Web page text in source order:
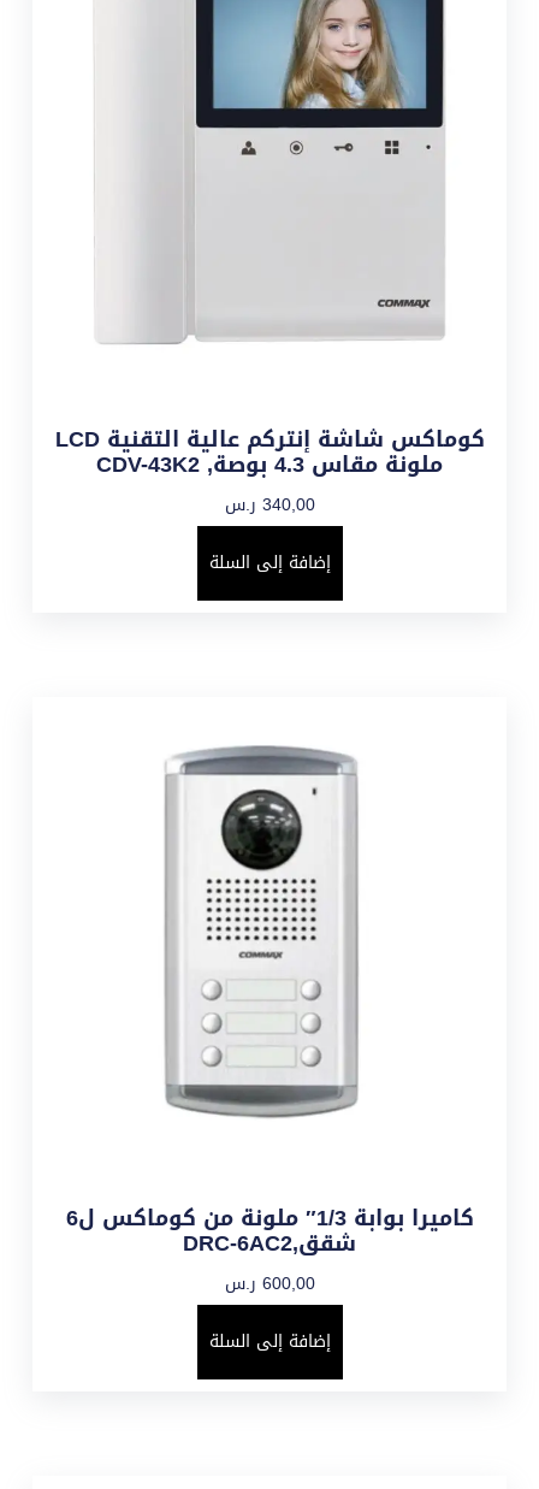
كوماكس شاشة إنتركم عالية التقنية LCD
ملونة مقاس 4.3 بوصة, CDV-43K2
340,00 ر.س
إضافة إلى السلة
كاميرا بوابة 1/3″ ملونة من كوماكس ل6
شقق,DRC-6AC2
600,00 ر.س
إضافة إلى السلة